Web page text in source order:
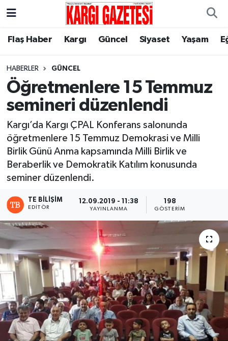
Flaş Haber Kargı Güncel Siyaset Yaşam
HABERLER GÜNCEL
Öğretmenlere 15 Temmuz
semineri düzenlendi
Kargı’da Kargı ÇPAL Konferans salonunda
öğretmenlere 15 Temmuz Demokrasi ve Milli
Birlik Günü Anma kapsamında Milli Birlik ve
Beraberlik ve Demokratik Katılım konusunda
seminer düzenlendi.
TE BILIŞIM
EDITÖR
12.09.2019 - 11:38
YAYINLANMA
198
GÖSTERIM
Flaş Haber
Kargı
Güncel
Yaşam
Eğitim
Nöbetçi Eczaneler
Hava Durumu
Çorum Namaz Vakitleri
Süper Lig Puan Durumu ve Fikstür
Tüm Manşetler
Son Dakika Haberleri
Haber Arşivi